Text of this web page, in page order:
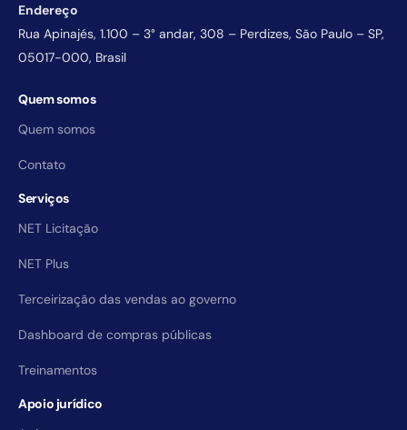
Endereço
Rua Apinajés, 1.100 – 3° andar, 308 – Perdizes, São Paulo – SP,
05017-000, Brasil
Quem somos
Quem somos
Contato
Serviços
NET Licitação
NET Plus
Terceirização das vendas ao governo
Dashboard de compras públicas
Treinamentos
Apoio jurídico